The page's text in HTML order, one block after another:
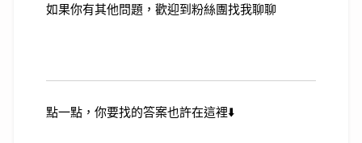
如果你有其他問題，歡迎到粉絲團找我聊聊
點一點，你要找的答案也許在這裡⬇️